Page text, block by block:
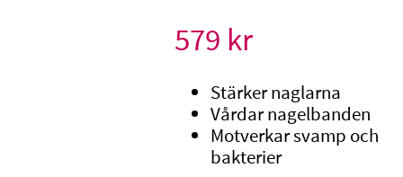
579 kr
Stärker naglarna
Vårdar nagelbanden
Motverkar svamp och
bakterier